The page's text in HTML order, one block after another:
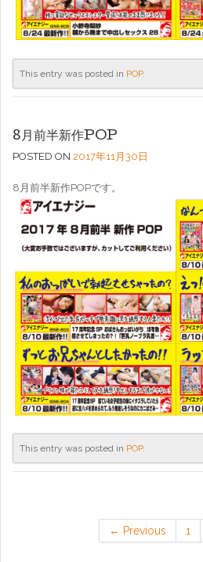
This entry was posted in POP.
8月前半新作POP
POSTED ON 2017年11月30日
8月前半新作POPです。
This entry was posted in POP.
← Previous 1